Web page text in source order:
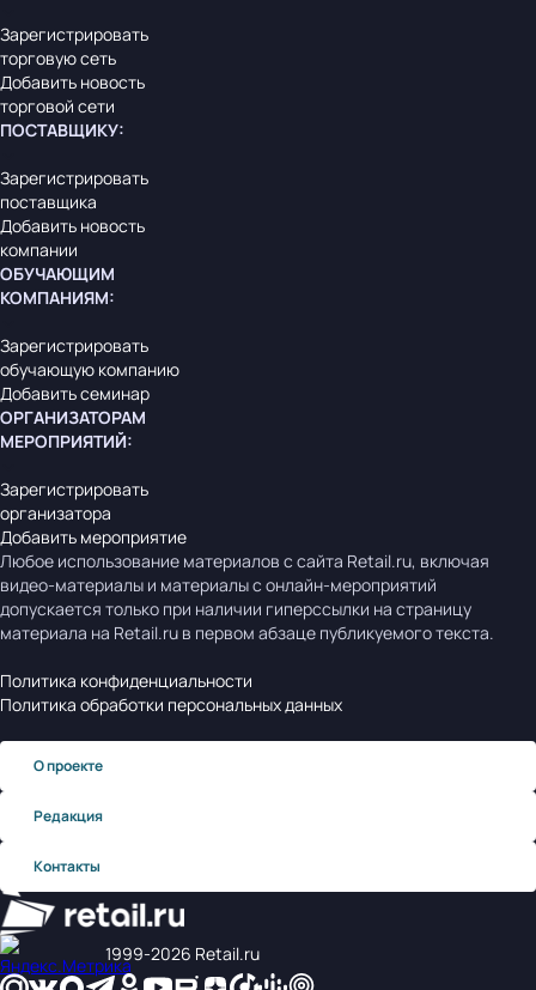
Зарегистрировать
торговую сеть
Добавить новость
торговой сети
ПОСТАВЩИКУ:
Зарегистрировать
поставщика
Добавить новость
компании
ОБУЧАЮЩИМ
КОМПАНИЯМ:
Зарегистрировать
обучающую компанию
Добавить семинар
ОРГАНИЗАТОРАМ
МЕРОПРИЯТИЙ:
Зарегистрировать
организатора
Добавить мероприятие
Любое использование материалов с сайта Retail.ru, включая
видео-материалы и материалы с онлайн-мероприятий
допускается только при наличии гиперссылки на страницу
материала на Retail.ru в первом абзаце публикуемого текста.
Политика конфиденциальности
Политика обработки персональных данных
О проекте
Редакция
Контакты
1999‑2026 Retail.ru